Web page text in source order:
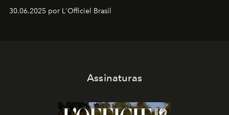
30.06.2025 por L'Officiel Brasil
Assinaturas